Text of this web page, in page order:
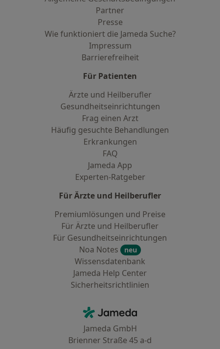
Partner
Presse
Wie funktioniert die Jameda Suche?
Impressum
Barrierefreiheit
Für Patienten
Ärzte und Heilberufler
Gesundheitseinrichtungen
Frag einen Arzt
Häufig gesuchte Behandlungen
Erkrankungen
FAQ
Jameda App
Experten-Ratgeber
Für Ärzte und Heilberufler
Premiumlösungen und Preise
Für Ärzte und Heilberufler
Für Gesundheitseinrichtungen
Noa Notes
neu
Wissensdatenbank
Jameda Help Center
Sicherheitsrichtlinien
Jameda - Startseite
Jameda GmbH
Brienner Straße 45 a-d